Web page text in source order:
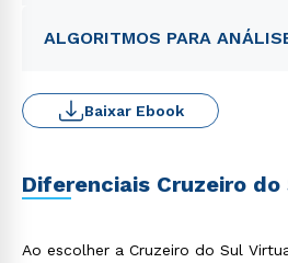
ALGORITMOS PARA
Baixar Ebook
Diferenciais Cruzeiro do
Ao escolher a Cruzeiro do Sul